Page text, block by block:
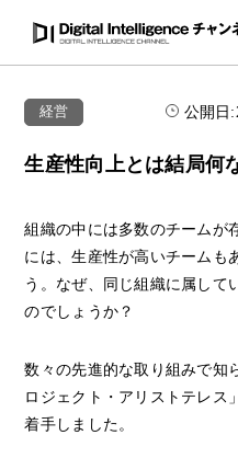
経営 公開日:
生産性向上とは結局何
組織の中には多数のチームが
には、生産性が高いチームも
う。なぜ、同じ組織に属して
のでしょうか？
数々の先進的な取り組みで知
ロジェクト・アリストテレス
着手しました。